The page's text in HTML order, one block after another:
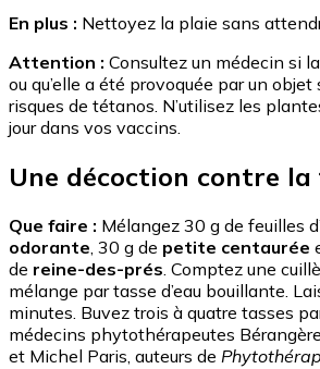
En plus : Nettoyez la plaie sans
Attention : Consultez un médecin si
ou qu’elle a été provoquée par un objet
risques de tétanos. N’utilisez les
jour dans vos vaccins.
Une décoction contre la
Que faire : Mélangez 30 g de feuilles d’
odorante, 30 g de petite centaurée
de reine-des-prés. Comptez une
mélange par tasse d’eau bouillante.
minutes. Buvez trois à quatre tasses
médecins phytothérapeutes
et Michel Paris, auteurs de